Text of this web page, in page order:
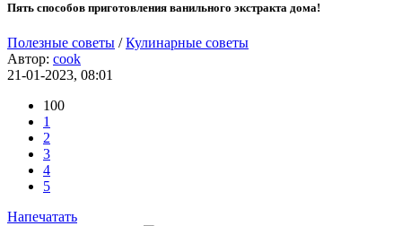
Пять способов приготовления ванильного экстракта дома!
Полезные советы /Кулинарные советы
Автор: cook
21-01-2023, 08:01
100
1
2
3
4
5
Напечатать